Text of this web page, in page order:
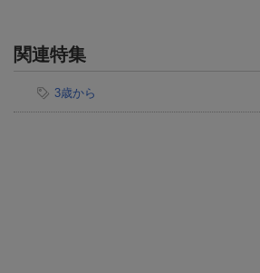
関連特集
3歳から